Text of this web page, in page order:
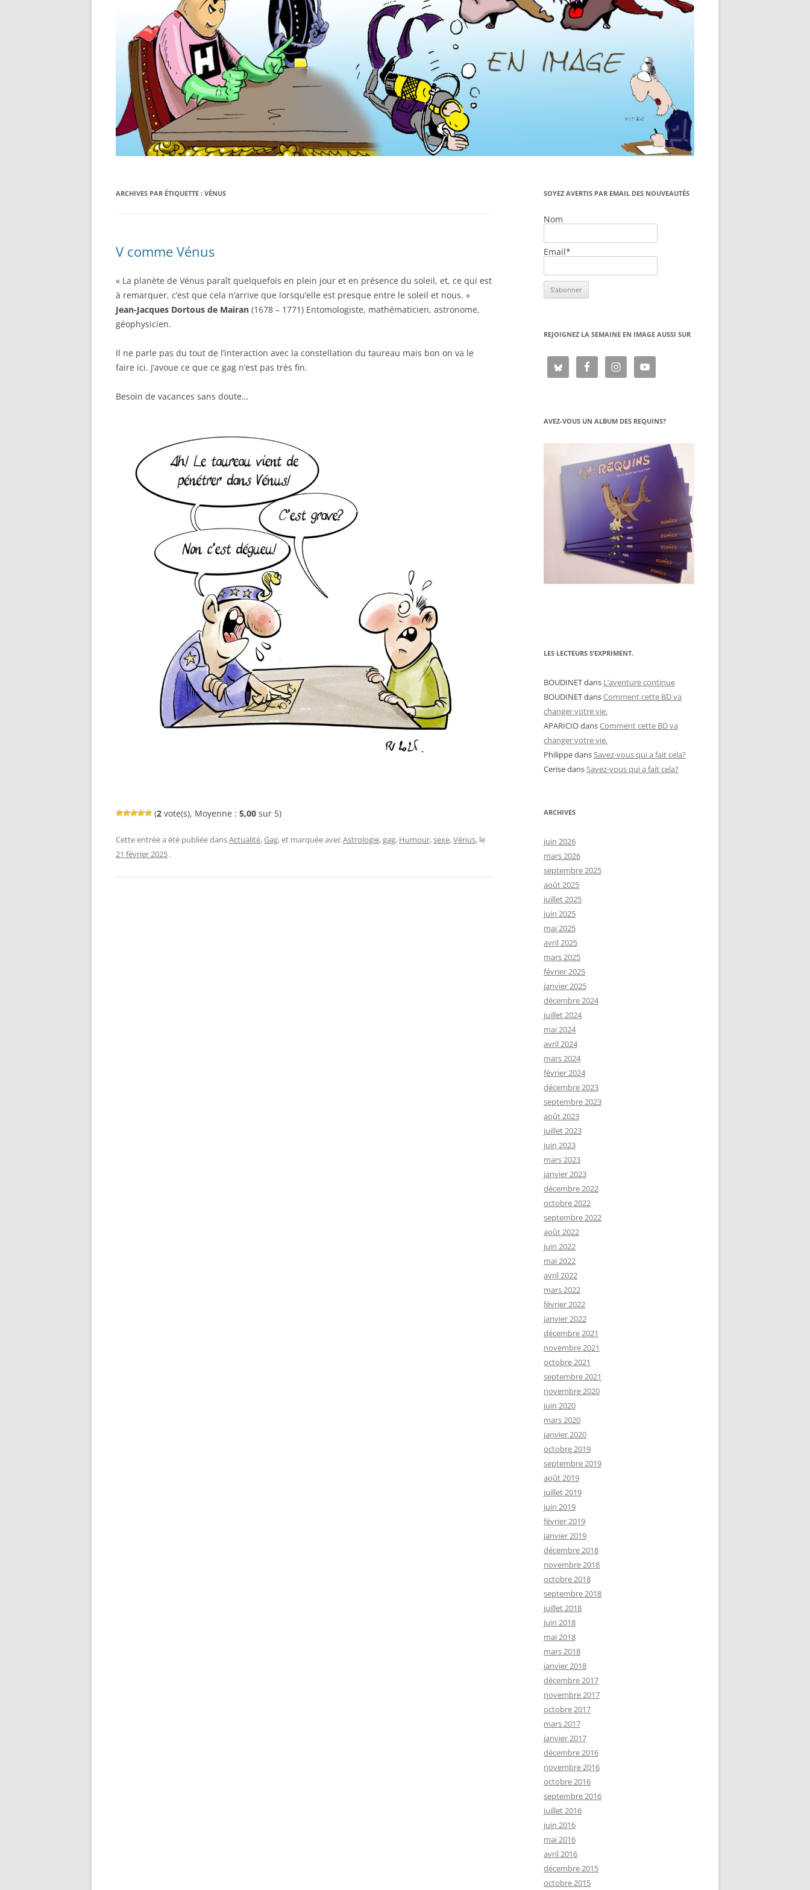
ARCHIVES PAR ÉTIQUETTE : VÉNUS
V comme Vénus
« La planète de Vénus paraît quelquefois en plein jour et en présence du soleil, et, ce qui est
à remarquer, c’est que cela n’arrive que lorsqu’elle est presque entre le soleil et nous. »
Jean-Jacques Dortous de Mairan (1678 – 1771) Entomologiste, mathématicien, astronome,
géophysicien.
Il ne parle pas du tout de l’interaction avec la constellation du taureau mais bon on va le
faire ici. J’avoue ce que ce gag n’est pas très fin.
Besoin de vacances sans doute…
(2 vote(s), Moyenne : 5,00 sur 5)
Cette entrée a été publiée dansActualité,Gag, et marquée avecAstrologie,gag, Humour,sexe,Vénus, le
21 février 2025 .
SOYEZ AVERTIS PAR EMAIL DES NOUVEAUTÉS
Nom
Email*
REJOIGNEZ LA SEMAINE EN IMAGE AUSSI SUR
AVEZ-VOUS UN ALBUM DES REQUINS?
LES LECTEURS S’EXPRIMENT.
BOUDINETdans L’aventure continue
BOUDINETdansComment cette BD va
changer votre vie.
APARICIOdansComment cette BD va
changer votre vie.
PhilippedansSavez-vous qui a fait cela?
CerisedansSavez-vous qui a fait cela?
ARCHIVES
juin 2026
mars 2026
septembre 2025
août 2025
juillet 2025
juin 2025
mai 2025
avril 2025
mars 2025
février 2025
janvier 2025
décembre 2024
juillet 2024
mai 2024
avril 2024
mars 2024
février 2024
décembre 2023
septembre 2023
août 2023
juillet 2023
juin 2023
mars 2023
janvier 2023
décembre 2022
octobre 2022
septembre 2022
août 2022
juin 2022
mai 2022
avril 2022
mars 2022
février 2022
janvier 2022
décembre 2021
novembre 2021
octobre 2021
septembre 2021
novembre 2020
juin 2020
mars 2020
janvier 2020
octobre 2019
septembre 2019
août 2019
juillet 2019
juin 2019
février 2019
janvier 2019
décembre 2018
novembre 2018
octobre 2018
septembre 2018
juillet 2018
juin 2018
mai 2018
mars 2018
janvier 2018
décembre 2017
novembre 2017
octobre 2017
mars 2017
janvier 2017
décembre 2016
novembre 2016
octobre 2016
septembre 2016
juillet 2016
juin 2016
mai 2016
avril 2016
décembre 2015
octobre 2015